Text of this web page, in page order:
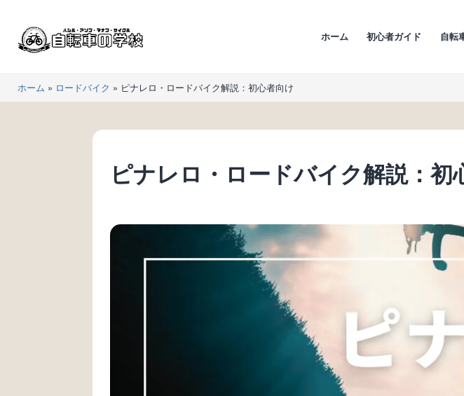
へ
自
転
ホーム 初心者ガイド 自転
ホーム » ロードバイク » ピナレロ・ロードバイク解説：初心者向け
ピナレロ・ロードバイク解説：初